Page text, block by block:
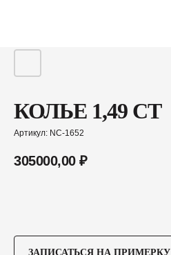
КОЛЬЕ 1,49 CT
Артикул: NC-1652
305000,00 ₽
ЗАПИСАТЬСЯ НА ПРИМЕРКУ